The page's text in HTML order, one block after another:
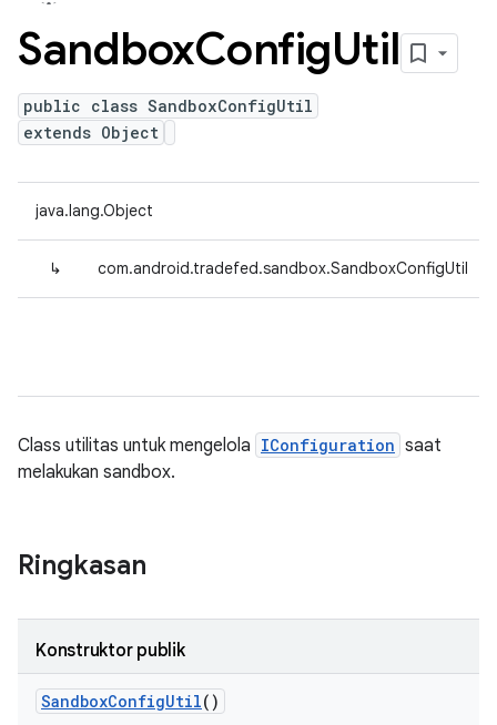
SandboxConfigUtil
public class SandboxConfigUtil
extends Object
java.lang.Object
↳ com.android.tradefed.sandbox.SandboxConfigUtil
Class utilitas untuk mengelola IConfiguration saat
melakukan sandbox.
Ringkasan
Konstruktor publik
SandboxConfigUtil()